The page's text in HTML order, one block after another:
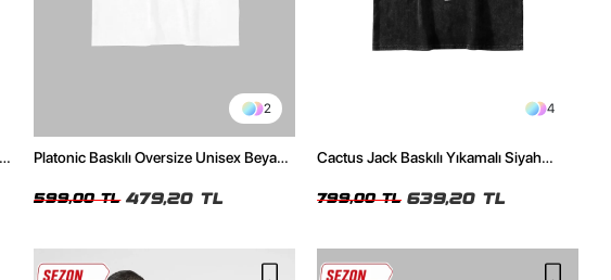
2
Platonic Baskılı Oversize Unisex Beyaz
599,00 TL 479,20 TL
4
Cactus Jack Baskılı Yıkamalı Siyah
799,00 TL 639,20 TL